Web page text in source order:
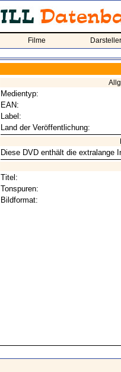
Filme Darsteller
Medientyp:
EAN:
Label:
Land der Veröffentlichung:
Diese DVD enthält die extralange
Titel:
Tonspuren:
Bildformat: